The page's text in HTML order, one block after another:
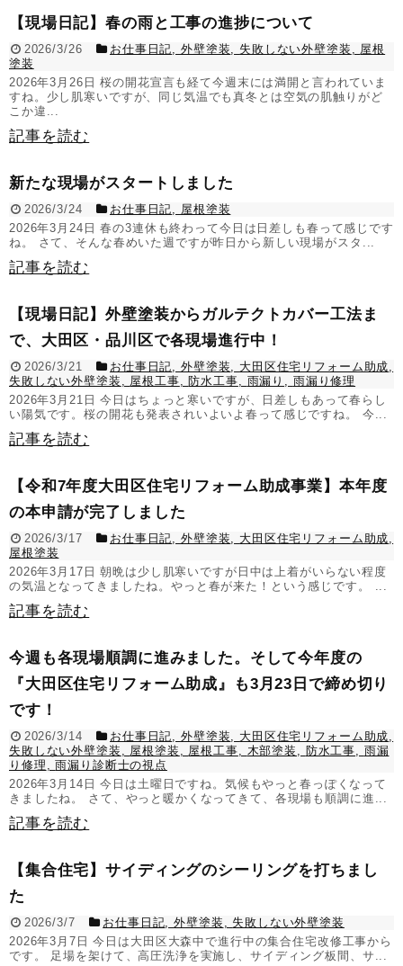
【現場日記】春の雨と工事の進捗について
2026/3/26 お仕事日記 外壁塗装 失敗しない外壁塗装
屋根
塗装
2026年3月26日 桜の開花宣言も経て今週末には満開と言われていま
すね。少し肌寒いですが、同じ気温でも真冬とは空気の肌触りがど
こか違...
記事を読む
新たな現場がスタートしました
2026/3/24 お仕事日記
屋根塗装
2026年3月24日 春の3連休も終わって今日は日差しも春って感じです
ね。 さて、そんな春めいた週ですが昨日から新しい現場がスタ...
記事を読む
【現場日記】外壁塗装からガルテクトカバー工法ま
で、大田区・品川区で各現場進行中！
2026/3/21 お仕事日記 外壁塗装 大田区住宅リフォーム助成
失敗しない外壁塗装
屋根工事 防水工事 雨漏り
雨漏り修理
2026年3月21日 今日はちょっと寒いですが、日差しもあって春らし
い陽気です。桜の開花も発表されいよいよ春って感じですね。 今...
記事を読む
【令和7年度大田区住宅リフォーム助成事業】本年度
の本申請が完了しました
2026/3/17 お仕事日記 外壁塗装 大田区住宅リフォーム助成
屋根塗装
2026年3月17日 朝晩は少し肌寒いですが日中は上着がいらない程度
の気温となってきましたね。やっと春が来た！という感じです。 ...
記事を読む
今週も各現場順調に進みました。そして今年度の
『大田区住宅リフォーム助成』も3月23日で締め切り
です！
2026/3/14 お仕事日記 外壁塗装 大田区住宅リフォーム助成
失敗しない外壁塗装
屋根塗装 屋根工事 木部塗装 防水工事
雨漏
り修理
,雨漏り診断士の視点
2026年3月14日 今日は土曜日ですね。気候もやっと春っぽくなって
きましたね。 さて、やっと暖かくなってきて、各現場も順調に進...
記事を読む
【集合住宅】サイディングのシーリングを打ちまし
た
2026/3/7 お仕事日記 ,外壁塗装
失敗しない外壁塗装
2026年3月7日 今日は大田区大森中で進行中の集合住宅改修工事から
です。 足場を架けて、高圧洗浄を実施し、サイディング板間、サ...